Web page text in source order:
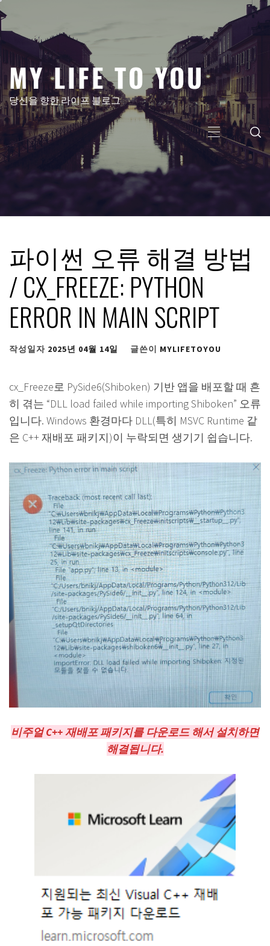
텐
건
뛰
기
MY LIFE TO YOU
당신을 향한 라이프 블로그
주
메
뉴
파이썬 오류 해결 방법
/ CX_FREEZE: PYTHON
ERROR IN MAIN SCRIPT
작성일자 2025년 04월 14일 글쓴이 MYLIFETOYOU
cx_Freeze로 PySide6(Shiboken) 기반 앱을 배포할 때 흔
히 겪는 “DLL load failed while importing Shiboken” 오류
입니다. Windows 환경마다 DLL(특히 MSVC Runtime 같
은 C++ 재배포 패키지)이 누락되면 생기기 쉽습니다.
비주얼 C++ 재배포 패키지를 다운로드 해서 설치하면
해결됩니다.